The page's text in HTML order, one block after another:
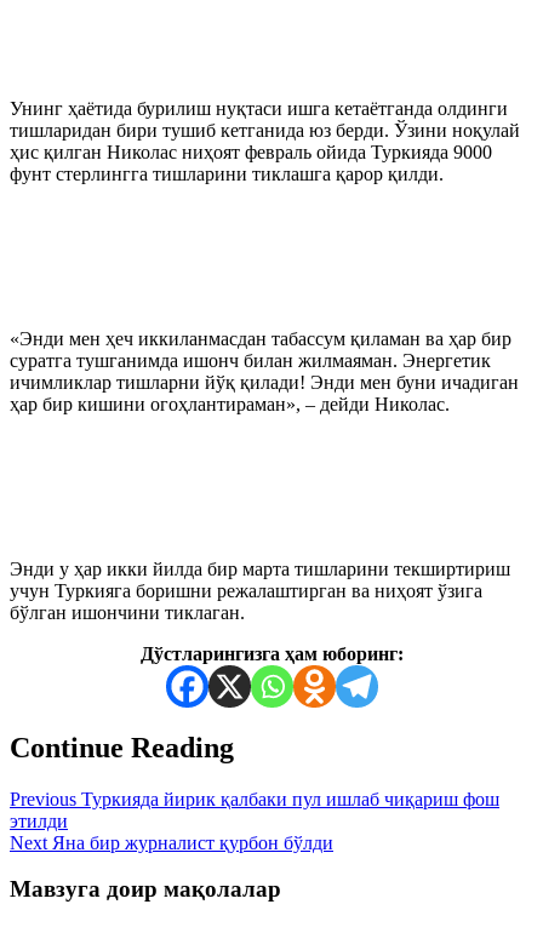
Унинг ҳаётида бурилиш нуқтаси ишга кетаётганда олдинги
тишларидан бири тушиб кетганида юз берди. Ўзини ноқулай
ҳис қилган Николас ниҳоят февраль ойида Туркияда 9000
фунт стерлингга тишларини тиклашга қарор қилди.
«Энди мен ҳеч иккиланмасдан табассум қиламан ва ҳар бир
суратга тушганимда ишонч билан жилмаяман. Энергетик
ичимликлар тишларни йўқ қилади! Энди мен буни ичадиган
ҳар бир кишини огоҳлантираман», – дейди Николас.
Энди у ҳар икки йилда бир марта тишларини текширтириш
учун Туркияга боришни режалаштирган ва ниҳоят ўзига
бўлган ишончини тиклаган.
Дўстларингизга ҳам юборинг:
Continue Reading
Previous Туркияда йирик қалбаки пул ишлаб чиқариш фош
этилди
Next Яна бир журналист қурбон бўлди
Мавзуга доир мақолалар